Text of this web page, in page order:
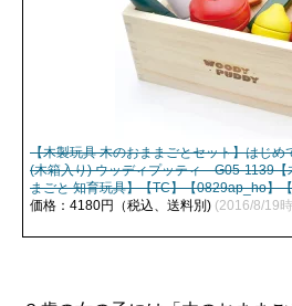
【木製玩具 木のおままごとセット】はじめ
(木箱入り) ウッディプッティ G05-1139【
まごと 知育玩具】【TC】【0829ap_ho】
価格：4180円（税込、送料別) (2016/8/19